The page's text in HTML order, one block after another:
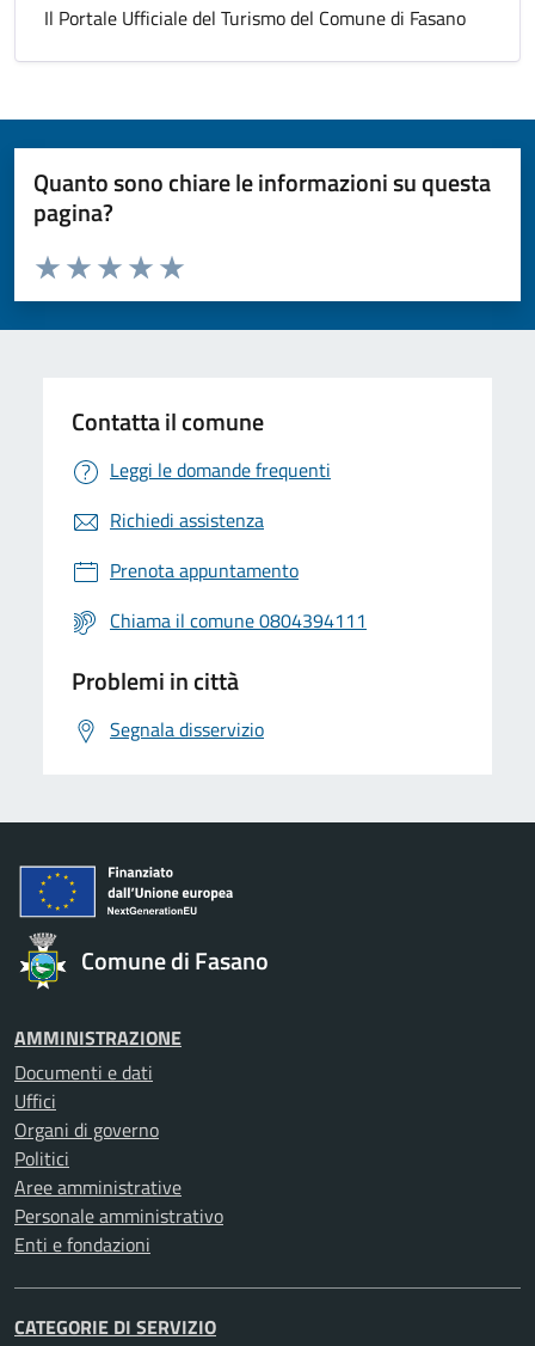
Il Portale Ufficiale del Turismo del Comune di Fasano
Quanto sono chiare le informazioni su questa
pagina?
Valuta da 1 a 5 stelle la pagina
Valuta 5 stelle su 5
Valuta 4 stelle su 5
Valuta 3 stelle su 5
Valuta 2 stelle su 5
Valuta 1 stelle su 5
Contatta il comune
Leggi le domande frequenti
Richiedi assistenza
Prenota appuntamento
Chiama il comune 0804394111
Problemi in città
Segnala disservizio
Comune di Fasano
AMMINISTRAZIONE
Documenti e dati
Uffici
Organi di governo
Politici
Aree amministrative
Personale amministrativo
Enti e fondazioni
CATEGORIE DI SERVIZIO